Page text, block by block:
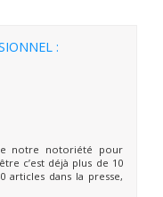
:
notre notoriété pour
c’est déjà plus de 10
articles dans la presse,